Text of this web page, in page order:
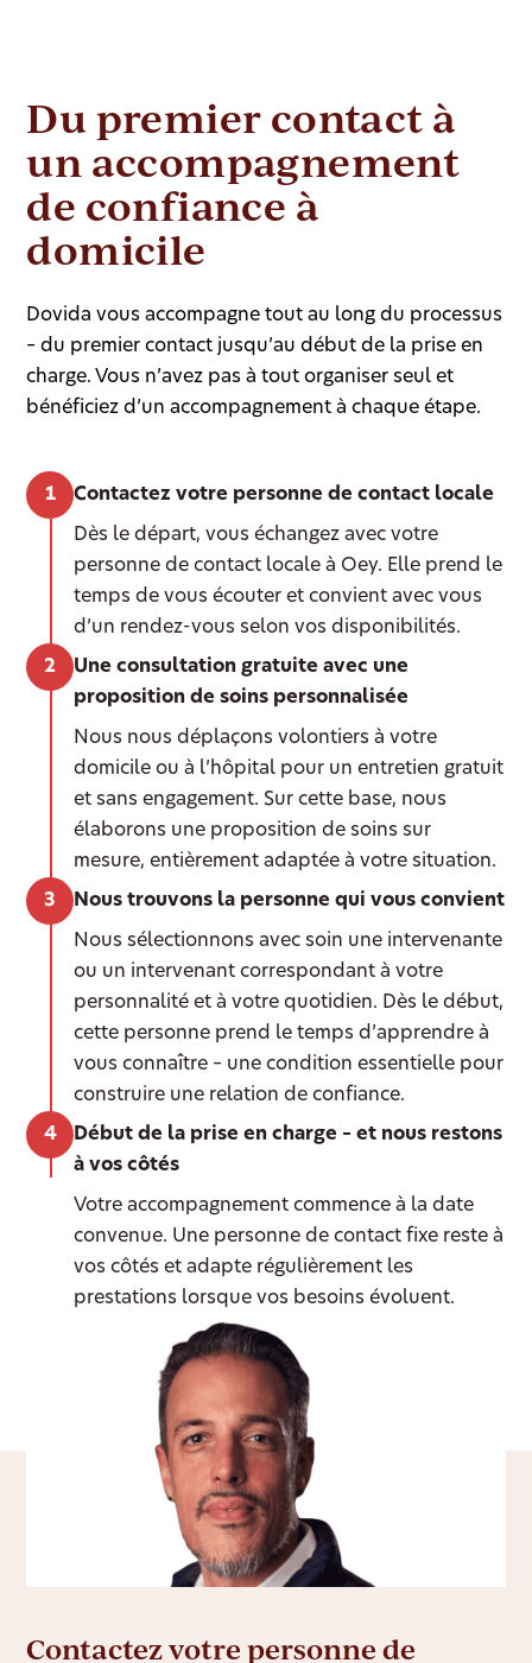
Contactez votre personne de
Du premier contact à
un accompagnement
de confiance à
domicile
Dovida vous accompagne tout au long du processus
– du premier contact jusqu’au début de la prise en
charge. Vous n’avez pas à tout organiser seul et
bénéficiez d’un accompagnement à chaque étape.
Contactez votre personne de contact locale
Dès le départ, vous échangez avec votre
personne de contact locale à Oey. Elle prend le
temps de vous écouter et convient avec vous
d’un rendez-vous selon vos disponibilités.
Une consultation gratuite avec une
proposition de soins personnalisée
Nous nous déplaçons volontiers à votre
domicile ou à l’hôpital pour un entretien gratuit
et sans engagement. Sur cette base, nous
élaborons une proposition de soins sur
mesure, entièrement adaptée à votre situation.
Nous trouvons la personne qui vous convient
Nous sélectionnons avec soin une intervenante
ou un intervenant correspondant à votre
personnalité et à votre quotidien. Dès le début,
cette personne prend le temps d’apprendre à
vous connaître – une condition essentielle pour
construire une relation de confiance.
Début de la prise en charge – et nous restons
à vos côtés
Votre accompagnement commence à la date
convenue. Une personne de contact fixe reste à
vos côtés et adapte régulièrement les
prestations lorsque vos besoins évoluent.